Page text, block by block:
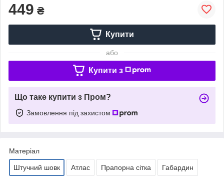
449 ₴
Купити
або
Купити з
Що таке купити з Пром?
Замовлення під захистом
Матеріал
Штучний шовк Атлас Прапорна сітка Габардин